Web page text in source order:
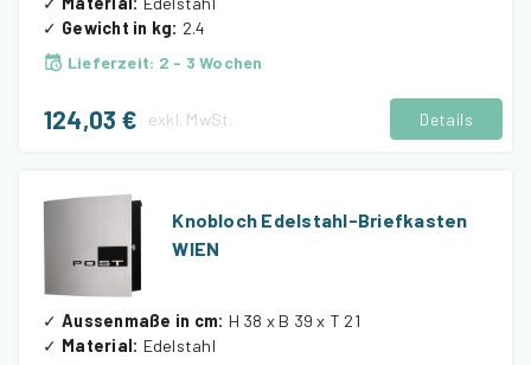
✓ Gewicht in kg: 2.4
Lieferzeit: 2 - 3 Wochen
124,03 € exkl. MwSt. Details
Knobloch Edelstahl-Briefkasten
WIEN
✓ Aussenmaße in cm: H 38 x B 39 x T 21
✓ Material: Edelstahl